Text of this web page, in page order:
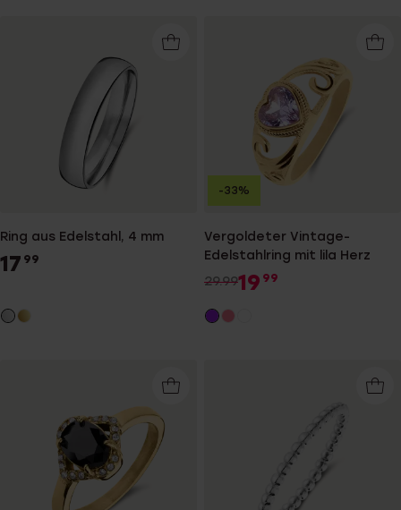
Ring aus Edelstahl, 4 mm
17 99
Vergoldeter Vintage-
Edelstahlring mit lila Herz
29.9919 99
-33%